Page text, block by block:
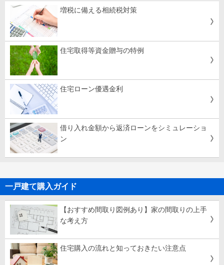
増税に備える相続税対策
住宅取得等資金贈与の特例
住宅ローン優遇金利
借り入れ金額から返済ローンをシミュレーショ
ン
一戸建て購入ガイド
【おすすめ間取り図例あり】家の間取りの上手
な考え方
住宅購入の流れと知っておきたい注意点